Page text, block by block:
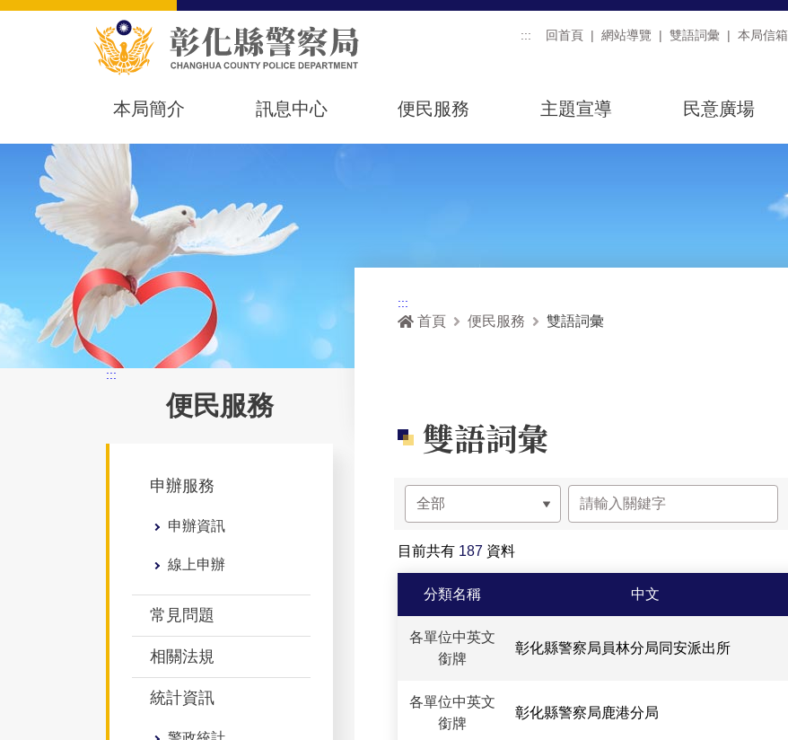
::: 回首頁 網站導覽 雙語詞彙 本局信箱
本局簡介 訊息中心 便民服務 主題宣導 民意廣場
:::
便民服務
申辦服務
申辦資訊
線上申辦
常見問題
相關法規
統計資訊
:::
首頁 便民服務 雙語詞彙
雙語詞彙
目前共有 187 資料
分類名稱
中文
各單位中英文
銜牌
彰化縣警察局員林分局同安派出所
各單位中英文
銜牌
彰化縣警察局鹿港分局